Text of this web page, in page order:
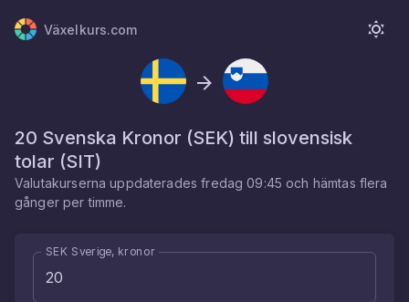
Växelkurs.com
20 Svenska Kronor (SEK) till slovensisk
tolar (SIT)
Valutakurserna uppdateradesfredag 09:45 och hämtas flera
gånger per timme.
SEK Sverige, kronor